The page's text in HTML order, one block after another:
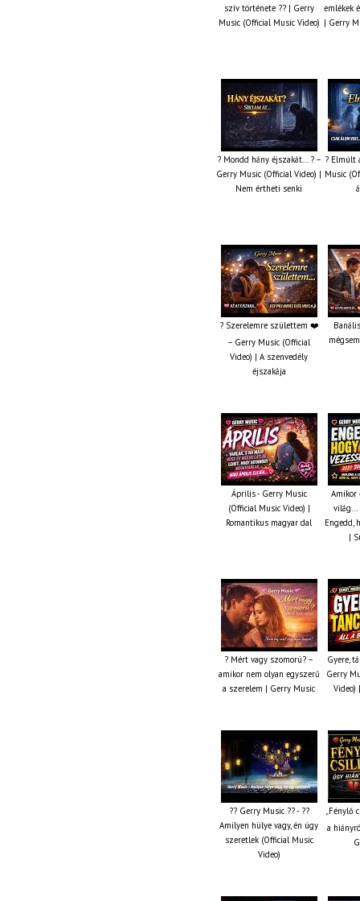
szív története ?? | Gerry
Music (Official Music Video)
emlékek
| Gerry
? Mondd hány éjszakát… ? –
Gerry Music (Official Video) |
Nem értheti senki
? Elmúlt
Music
? Szerelemre születtem ❤️
– Gerry Music (Official
Video) | A szenvedély
éjszakája
Április - Gerry Music
(Official Music Video) |
Romantikus magyar dal
Amikor
világ...
Engedd,
|
? Mért vagy szomorú? –
amikor nem olyan egyszerű
a szerelem | Gerry Music
Gyere,
Gerry
Video)
?? Gerry Music ?? - ??
Amilyen hülye vagy, én úgy
szeretlek (Official Music
Video)
„Fénylő
a